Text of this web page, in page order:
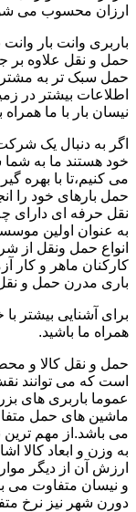
ارزان محسوب می
باربری وانت بار
حمل و نقل علاوه بر
حمل سبک تر به
اطلاعات بیشتر در
نیسان بار با ما همراه
اگر به دنبال یک
خود هستند ما به شما
می کنیم،تا با بهره
حمل بارهای خود را
نقل حرفه ای دارای
به عنوان اولین
انواع حمل ونقل از
کارکنان ماهر و کار
باری مدرن حمل و
برای آشنایی بیشتر
همراه ما باشید.
حمل و نقل کالا و
است که می توانند
عموما باربری های
ماشین های حمل
می باشد.از مهم ترین
به وزن و ابعاد کالا
ارزش آن از دیگر
و نیسان متفاوت می
دورن شهر نیز نرخ